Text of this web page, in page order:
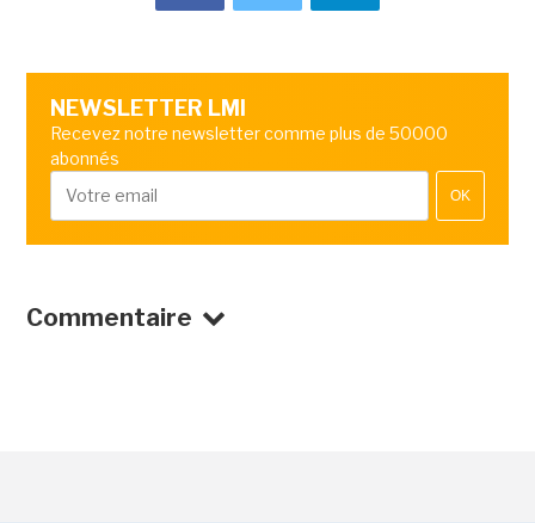
NEWSLETTER LMI
Recevez notre newsletter comme plus de 50000
abonnés
OK
Commentaire